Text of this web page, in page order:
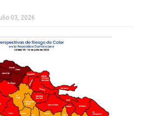
03, 2026